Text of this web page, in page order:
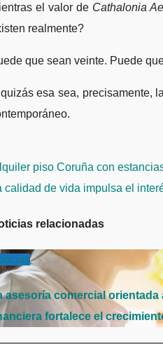
el valor de Cathalonia
realmente?
que sean veinte. Puede
esa sea, precisamente,
piso Coruña con
calidad de vida impulsa el
relacionadas
asesoría comercial orientada
fortalece el